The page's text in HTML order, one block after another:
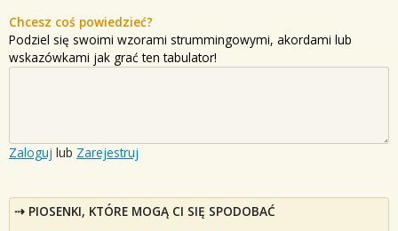
Chcesz coś powiedzieć?
Podziel się swoimi wzorami strummingowymi, akordami lub
wskazówkami jak grać ten tabulator!
Zaloguj lub Zarejestruj
PIOSENKI, KTÓRE MOGĄ CI SIĘ SPODOBAĆ